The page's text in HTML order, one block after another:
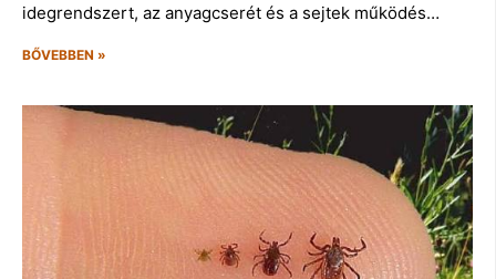
idegrendszert, az anyagcserét és a sejtek működés…
BŐVEBBEN »